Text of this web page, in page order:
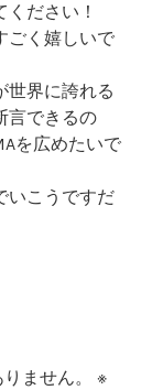
ださい！
ごく嬉しいで
世界に誇れる
言できるの
を広めたいで
いこうですだ
ません。
※